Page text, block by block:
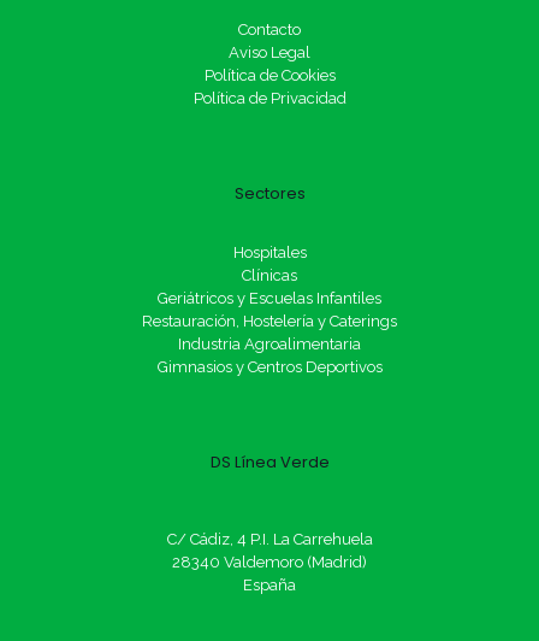
Contacto
Aviso Legal
Política de Cookies
Política de Privacidad
Sectores
Hospitales
Clínicas
Geriátricos y Escuelas Infantiles
Restauración, Hostelería y Caterings
Industria Agroalimentaria
Gimnasios y Centros Deportivos
DS Línea Verde
C/ Cádiz, 4 P.I. La Carrehuela
28340 Valdemoro (Madrid)
España